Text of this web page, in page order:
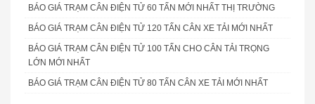
BÁO GIÁ TRẠM CÂN ĐIỆN TỬ 60 TẤN MỚI NHẤT THỊ TRƯỜNG
BÁO GIÁ TRẠM CÂN ĐIỆN TỬ 120 TẤN CÂN XE TẢI MỚI NHẤT
BÁO GIÁ TRẠM CÂN ĐIỆN TỬ 100 TẤN CHO CÂN TẢI TRỌNG
LỚN MỚI NHẤT
BÁO GIÁ TRẠM CÂN ĐIỆN TỬ 80 TẤN CÂN XE TẢI MỚI NHẤT